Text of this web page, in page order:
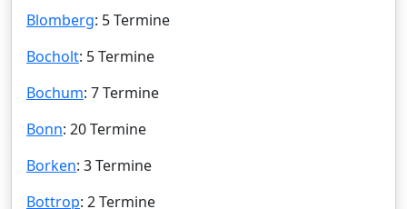
Blomberg: 5 Termine
Bocholt: 5 Termine
Bochum: 7 Termine
Bonn: 20 Termine
Borken: 3 Termine
Bottrop: 2 Termine